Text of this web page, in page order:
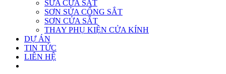
SỬA CỬA SẮT
SƠN SỬA CỔNG SẮT
SƠN CỬA SẮT
THAY PHỤ KIỆN CỬA KÍNH
DỰ ÁN
TIN TỨC
LIÊN HỆ